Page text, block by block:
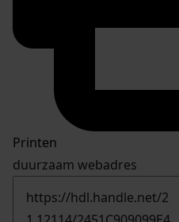
Printen
duurzaam webadres